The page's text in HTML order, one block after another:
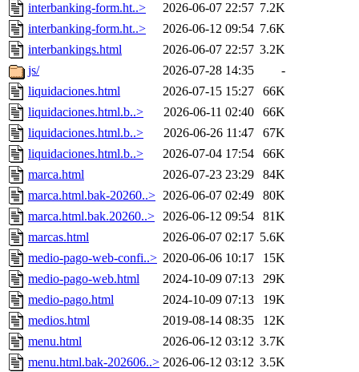
interbanking-form.ht..>
2026-06-07 22:57 7.2K
interbanking-form.ht..>
2026-06-12 09:54 7.6K
interbankings.html
2026-06-07 22:57 3.2K
js/
2026-07-28 14:35
-
liquidaciones.html
2026-07-15 15:27
66K
liquidaciones.html.b..>
2026-06-11 02:40
66K
liquidaciones.html.b..>
2026-06-26 11:47
67K
liquidaciones.html.b..>
2026-07-04 17:54
66K
marca.html
2026-07-23 23:29
84K
marca.html.bak-20260..> 2026-06-07 02:49
80K
marca.html.bak.20260..> 2026-06-12 09:54
81K
marcas.html
2026-06-07 02:17 5.6K
medio-pago-web-confi..> 2020-06-06 10:17
15K
medio-pago-web.html
2024-10-09 07:13
29K
medio-pago.html
2024-10-09 07:13
19K
medios.html
2019-08-14 08:35
12K
menu.html
2026-06-12 03:12 3.7K
menu.html.bak-202606..> 2026-06-12 03:12 3.5K